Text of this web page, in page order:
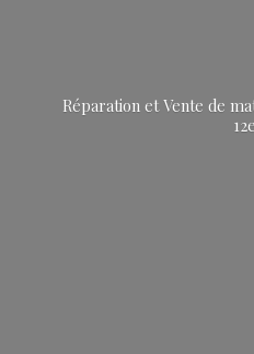
Réparation et Vente de
12e